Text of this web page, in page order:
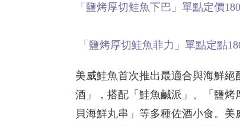
「鹽烤厚切鲑魚下巴」單點定價
「鹽烤厚切鮭魚菲力」單點定點
美威鮭魚首次推出最適合與海鮮
酒」，搭配「鮭魚鹹派」、「鹽
貝海鮮丸串」等多種佐酒小食。